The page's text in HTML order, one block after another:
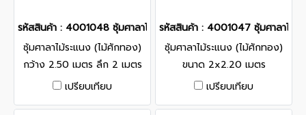
รหัสสินค้า : 4001048 ซุ้มศาลาไม้ระแนง (ไม้ศักทอง) กว้าง 2.50 เมต
ซุ้มศาลาไม้ระแนง (ไม้ศักทอง)
กว้าง 2.50 เมตร ลึก 2 เมตร
เปรียบเทียบ
รหัสสินค้า : 4001047 ซุ้มศาลาไม้
ซุ้มศาลาไม้ระแนง (ไม้ศักทอง)
ขนาด 2x2.20 เมตร
เปรียบเทียบ